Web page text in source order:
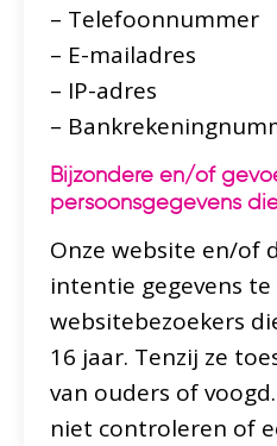
– Telefoonnummer
– E-mailadres
– IP-adres
–
Bijzondere en/of
persoonsgegevens
Onze website en/of
intentie gegevens
websitebezoekers
16 jaar. Tenzij ze
van ouders of
niet controleren of